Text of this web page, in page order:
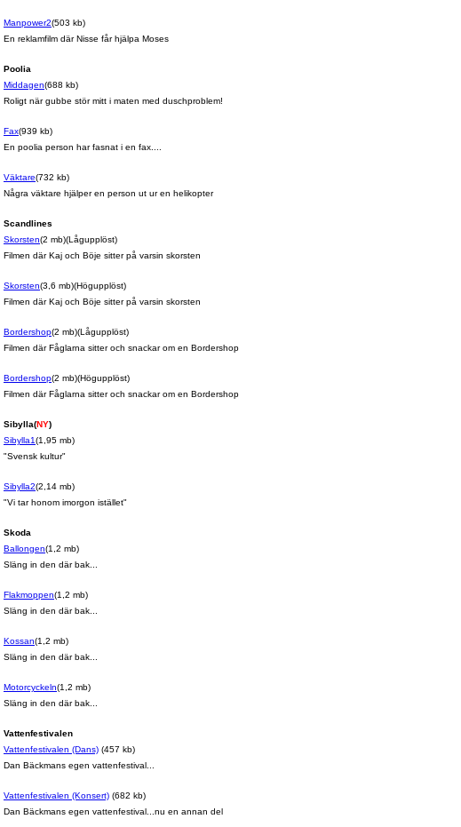
Manpower2(503 kb)
En reklamfilm där Nisse får hjälpa Moses
Poolia
Middagen(688 kb)
Roligt när gubbe stör mitt i maten med duschproblem!
Fax(939 kb)
En poolia person har fasnat i en fax....
Väktare(732 kb)
Några väktare hjälper en person ut ur en helikopter
Scandlines
Skorsten(2 mb)(Lågupplöst)
Filmen där Kaj och Böje sitter på varsin skorsten
Skorsten(3,6 mb)(Högupplöst)
Filmen där Kaj och Böje sitter på varsin skorsten
Bordershop(2 mb)(Lågupplöst)
Filmen där Fåglarna sitter och snackar om en Bordershop
Bordershop(2 mb)(Högupplöst)
Filmen där Fåglarna sitter och snackar om en Bordershop
Sibylla(NY)
Sibylla1(1,95 mb)
"Svensk kultur"
Sibylla2(2,14 mb)
"Vi tar honom imorgon istället"
Skoda
Ballongen(1,2 mb)
Släng in den där bak...
Flakmoppen(1,2 mb)
Släng in den där bak...
Kossan(1,2 mb)
Släng in den där bak...
Motorcyckeln(1,2 mb)
Släng in den där bak...
Vattenfestivalen
Vattenfestivalen (Dans) (457 kb)
Dan Bäckmans egen vattenfestival...
Vattenfestivalen (Konsert) (682 kb)
Dan Bäckmans egen vattenfestival...nu en annan del